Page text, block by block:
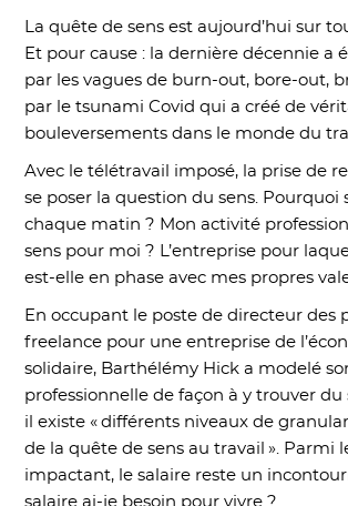
La quête de sens est aujourd’hui sur
Et pour cause : la dernière décennie a
par les vagues de burn-out, bore-out,
par le tsunami Covid qui a créé de
bouleversements dans le monde du
Avec le télétravail imposé, la prise de
se poser la question du sens. Pourquoi
chaque matin ? Mon activité
sens pour moi ? L’entreprise pour
est-elle en phase avec mes propres
En occupant le poste de directeur des
freelance pour une entreprise de
solidaire, Barthélémy Hick a modelé
professionnelle de façon à y trouver du
il existe « différents niveaux de
de la quête de sens au travail ». Parmi
impactant, le salaire reste un
salaire ai-je besoin pour vivre ?